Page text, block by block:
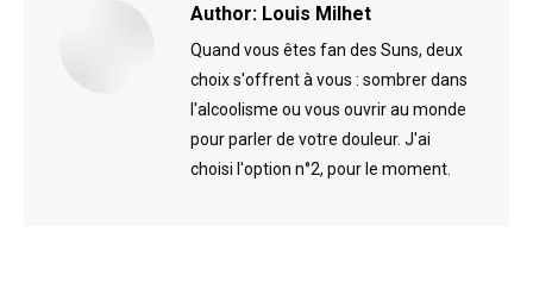
Author: Louis Milhet
Quand vous êtes fan des Suns, deux
choix s'offrent à vous : sombrer dans
l'alcoolisme ou vous ouvrir au monde
pour parler de votre douleur. J'ai
choisi l'option n°2, pour le moment.